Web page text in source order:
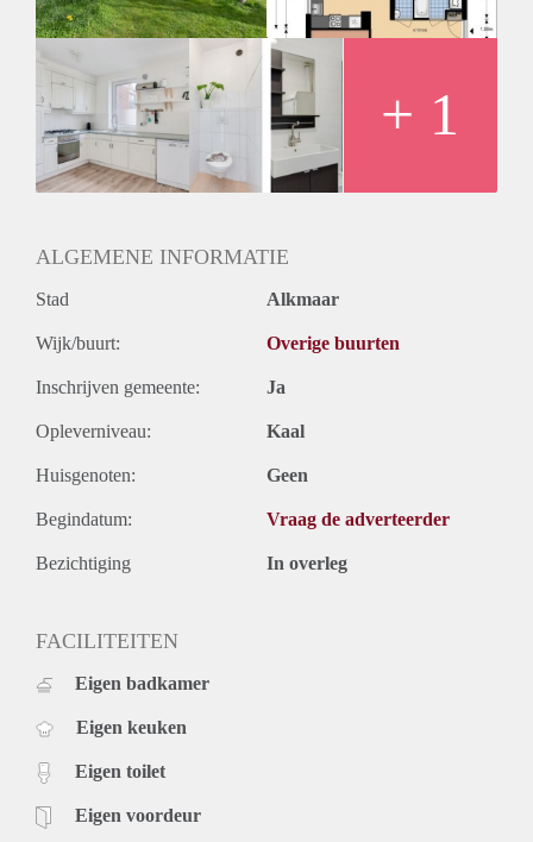
Onbepaalde termijn
Oplevering
+ 1
ALGEMENE INFORMATIE
Stad Alkmaar
Wijk/buurt: Overige buurten
Inschrijven gemeente: Ja
Opleverniveau: Kaal
Huisgenoten: Geen
Begindatum: Vraag de adverteerder
Bezichtiging In overleg
FACILITEITEN
Eigen badkamer
Eigen keuken
Eigen toilet
Eigen voordeur